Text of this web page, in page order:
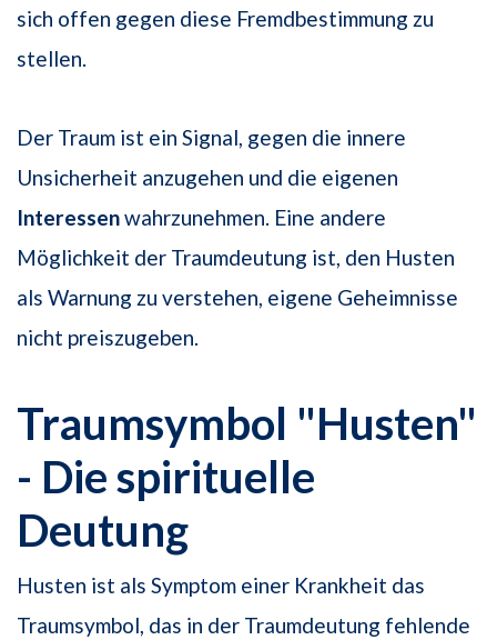
sich offen gegen diese Fremdbestimmung zu
stellen.
Der Traum ist ein Signal, gegen die innere
Unsicherheit anzugehen und die eigenen
Interessenwahrzunehmen. Eine andere
Möglichkeit der Traumdeutung ist, den Husten
als Warnung zu verstehen, eigene Geheimnisse
nicht preiszugeben.
Traumsymbol "Husten"
- Die spirituelle
Deutung
Husten ist als Symptom einer Krankheit das
Traumsymbol, das in der Traumdeutung fehlende